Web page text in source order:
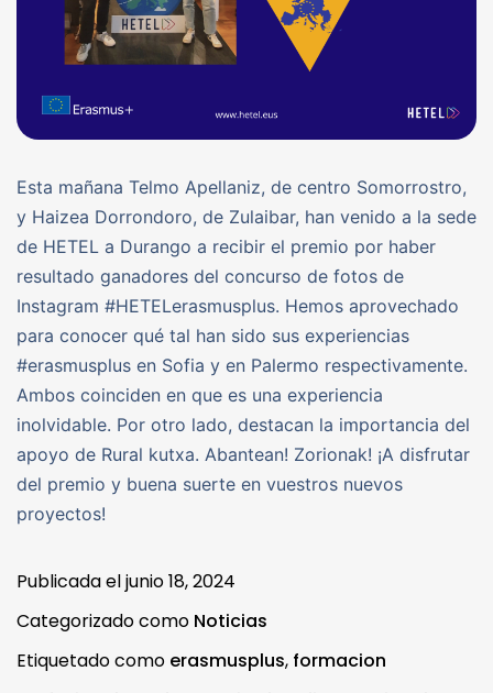
Esta mañana Telmo Apellaniz, de centro Somorrostro,
y Haizea Dorrondoro, de Zulaibar, han venido a la sede
de HETEL a Durango a recibir el premio por haber
resultado ganadores del concurso de fotos de
Instagram #HETELerasmusplus. Hemos aprovechado
para conocer qué tal han sido sus experiencias
#erasmusplus en Sofia y en Palermo respectivamente.
Ambos coinciden en que es una experiencia
inolvidable. Por otro lado, destacan la importancia del
apoyo de Rural kutxa. Abantean! Zorionak! ¡A disfrutar
del premio y buena suerte en vuestros nuevos
proyectos!
Publicada eljunio 18, 2024
Categorizado como Noticias
Etiquetado como erasmusplus, formacion